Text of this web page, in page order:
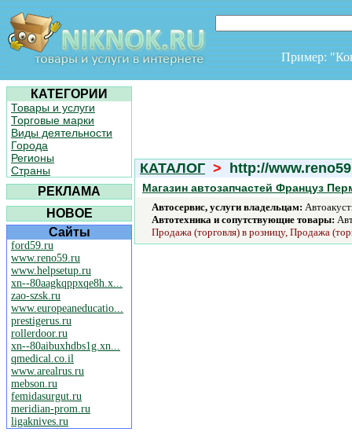
Пример:
КАТЕГОРИИ
Товары и услуги
Торговые марки
Виды деятельности
Города
Регионы
Страны
РЕКЛАМА
НОВОЕ
Сайты
ford59.ru
www.reno59.ru
www.helpsetup.ru
xn--80aagkqppxqe8h.x...
zao-szsk.ru
www.europeaneducatio...
prestigerus.ru
rollerdoor.ru
xn--80aibuxhdbs1g.xn...
qmedical.co.il
www.arealrus.ru
mebson.ru
femidasurgut.ru
meridian-prom.ru
ligaknives.ru
КАТАЛОГ > http://
Магазин автозапчастей Француз
Автосервис, услуги владельцам:
Автотехника и сопутствующие товары:
Продажа (торговля) в розницу, Продажа